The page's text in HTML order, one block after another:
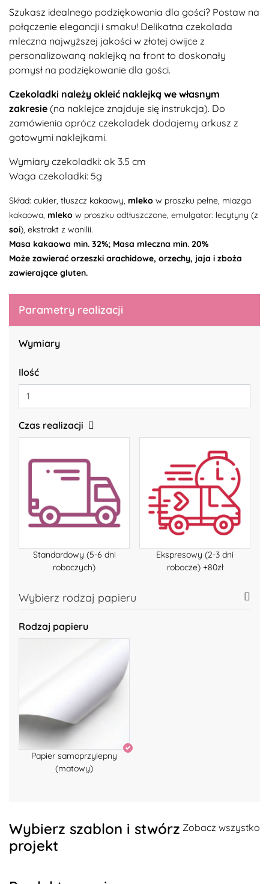
Szukasz idealnego podziękowania dla gości? Postaw na
połączenie elegancji i smaku! Delikatna czekolada
mleczna najwyższej jakości w złotej owijce z
personalizowaną naklejką na front to doskonały
pomysł na podziękowanie dla gości.
Czekoladki należy okleić naklejką we własnym
zakresie (na naklejce znajduje się instrukcja). Do
zamówienia oprócz czekoladek dodajemy arkusz z
gotowymi naklejkami.
Wymiary czekoladki: ok 3.5 cm
Waga czekoladki: 5g
Skład: cukier, tłuszcz kakaowy, mleko w proszku pełne, miazga
kakaowa, mleko w proszku odtłuszczone, emulgator: lecytyny (z
soi), ekstrakt z wanilii.
Masa kakaowa min. 32%; Masa mleczna min. 20%
Może zawierać orzeszki arachidowe, orzechy, jaja i zboża
zawierające gluten.
Parametry realizacji
Wymiary
Ilość
Czas realizacji
Standardowy (5-6 dni
roboczych)
Ekspresowy (2-3 dni
robocze) +80zł
Wybierz rodzaj papieru
Rodzaj papieru
Papier samoprzylepny
(matowy)
Zobacz wszystko
Wybierz szablon i stwórz
projekt